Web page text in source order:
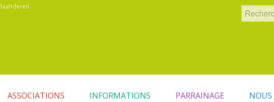
ASSOCIATIONS INFORMATIONS PARRAINAGE NOUS